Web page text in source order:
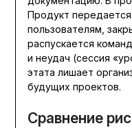
Продукт передается
пользователям,
распускается
и неудач (сессия
этата лишает
будущих проектов.
Сравнение